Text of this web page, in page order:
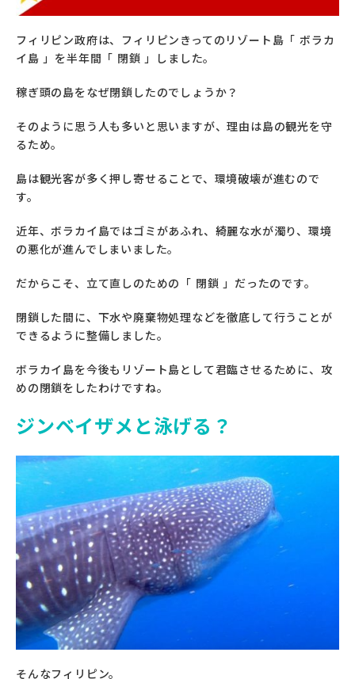
フィリピン政府は、フィリピンきってのリゾート島「 ボラカ
イ島 」を半年間「 閉鎖 」しました。
稼ぎ頭の島をなぜ閉鎖したのでしょうか？
そのように思う人も多いと思いますが、理由は島の観光を守
るため。
島は観光客が多く押し寄せることで、環境破壊が進むので
す。
近年、ボラカイ島ではゴミがあふれ、綺麗な水が濁り、 環境
の悪化が進んでしまいました。
だからこそ、立て直しのための「 閉鎖 」だったのです。
閉鎖した間に、 下水や廃棄物処理などを徹底して行うことが
できるように整備しま した。
ボラカイ島を今後もリゾート島として君臨させるために、 攻
めの閉鎖をしたわけですね。
ジンベイザメと泳げる？
そんなフィリピン。